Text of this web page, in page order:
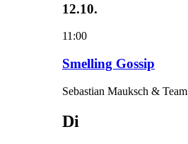
12.10.
11:00
Smelling Gossip
Sebastian Mauksch & Team
Di